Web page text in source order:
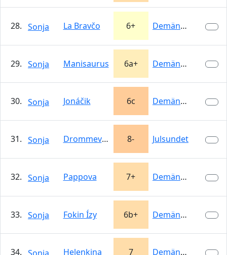
28. Sonja La Bravčo 6+ Demänovská…
29. Sonja Manisaurus 6a+ Demänovská…
30. Sonja Jonáčik 6c Demänovská…
31. Sonja Drommeveggen 8- Julsundet
32. Sonja Pappova 7+ Demänovská…
33. Sonja Fokin Ízy 6b+ Demänovská…
34. Helenkina 7 Demänovská…